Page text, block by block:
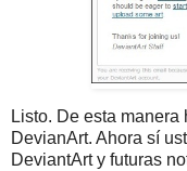
Listo. De esta
DevianArt. Ahora sí
DeviantArt y futuras